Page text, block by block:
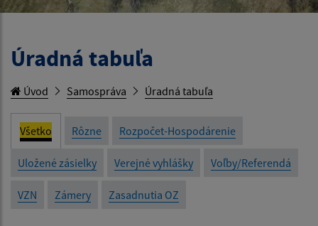
Úradná tabuľa
Úvod Samospráva Úradná tabuľa
Všetko Rôzne Rozpočet-Hospodárenie
Uložené zásielky Verejné vyhlášky Voľby/Referendá
VZN Zámery Zasadnutia OZ